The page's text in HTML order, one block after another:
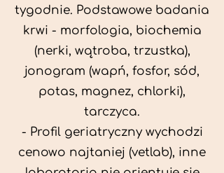
tygodnie. Podstawowe badania
krwi - morfologia, biochemia
(nerki, wątroba, trzustka),
jonogram (wapń, fosfor, sód,
potas, magnez, chlorki),
tarczyca.
- Profil geriatryczny wychodzi
cenowo najtaniej (vetlab), inne